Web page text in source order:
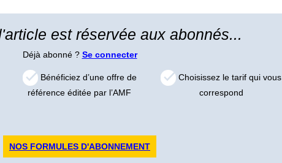
est réservée aux abonnés...
Déjà abonné ? Se connecter
Bénéficiez d’une offre de
référence éditée par l’AMF
Choisissez le tarif qui vous
correspond
NOS FORMULES D'ABONNEMENT